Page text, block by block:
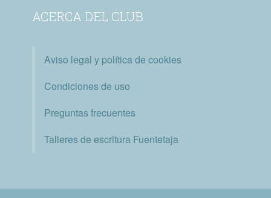
ACERCA DEL CLUB
Aviso legal y política de cookies
Condiciones de uso
Preguntas frecuentes
Talleres de escritura Fuentetaja